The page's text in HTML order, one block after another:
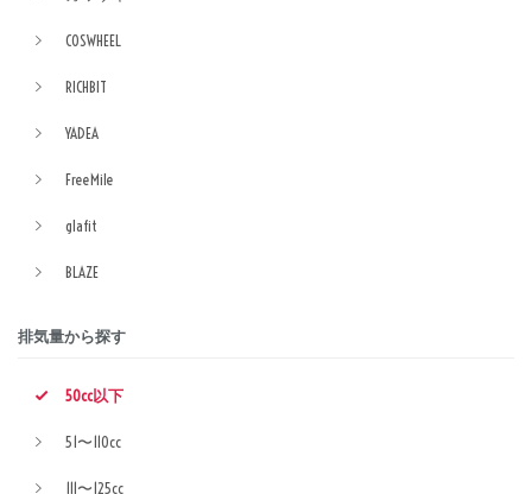
COSWHEEL
RICHBIT
YADEA
FreeMile
glafit
BLAZE
排気量から探す
50cc以下
51〜110cc
111〜125cc